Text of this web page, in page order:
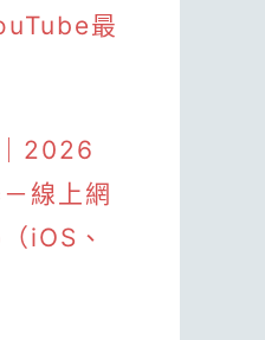
最
2026
線上網
iOS、